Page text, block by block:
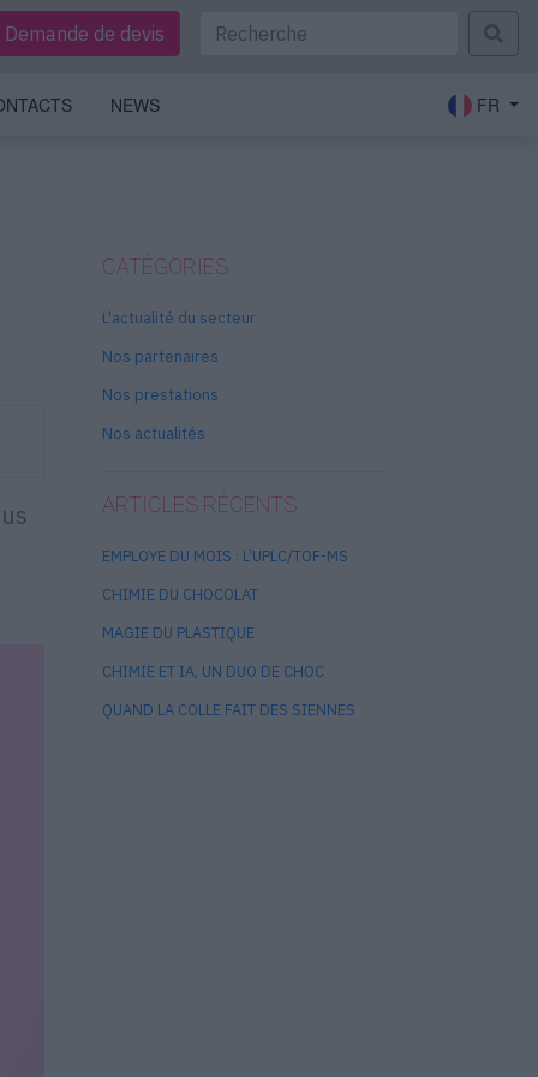
Demande de devis
NEWS FR
CATÉGORIES
L'actualité du secteur
Nos partenaires
Nos prestations
Nos actualités
ARTICLES RÉCENTS
EMPLOYE DU MOIS : L’UPLC/TOF-MS
CHIMIE DU CHOCOLAT
MAGIE DU PLASTIQUE
CHIMIE ET IA, UN DUO DE CHOC
QUAND LA COLLE FAIT DES SIENNES